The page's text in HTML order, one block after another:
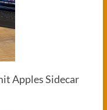
Apples Sidecar